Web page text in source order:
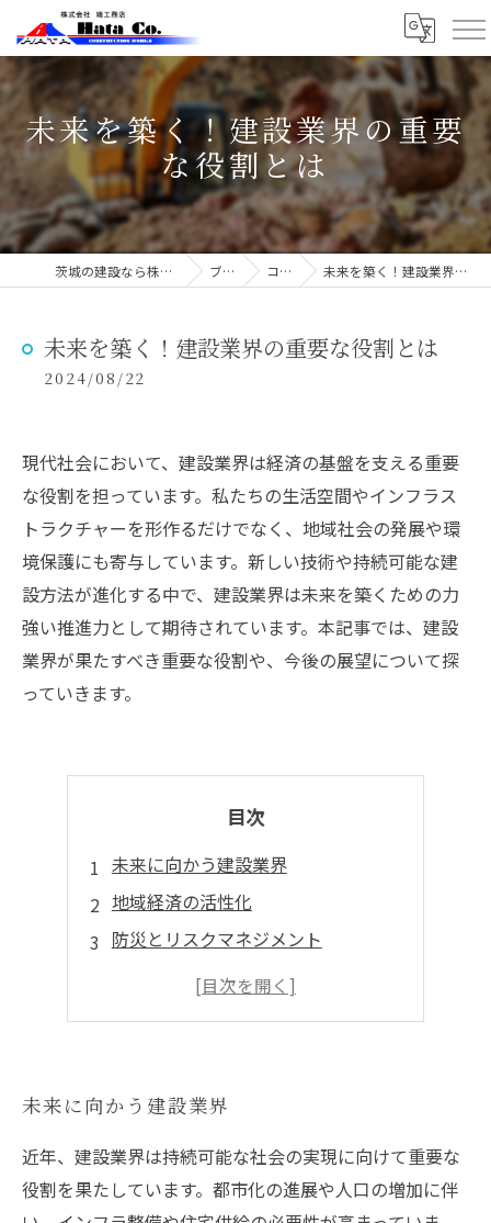
未来を築く！建設業界の重要
な役割とは
茨城の建設なら株式会社端工務店 ブログ コラム 未来を築く！建設業界の重要な役割とは
未来を築く！建設業界の重要な役割とは
2024/08/22
現代社会において、建設業界は経済の基盤を支える重要
な役割を担っています。私たちの生活空間やインフラス
トラクチャーを形作るだけでなく、地域社会の発展や環
境保護にも寄与しています。新しい技術や持続可能な建
設方法が進化する中で、建設業界は未来を築くための力
強い推進力として期待されています。本記事では、建設
業界が果たすべき重要な役割や、今後の展望について探
っていきます。
目次
未来に向かう建設業界
地域経済の活性化
防災とリスクマネジメント
技術革新と教育の重要性
未来に向かう建設業界
近年、建設業界は持続可能な社会の実現に向けて重要な
役割を果たしています。都市化の進展や人口の増加に伴